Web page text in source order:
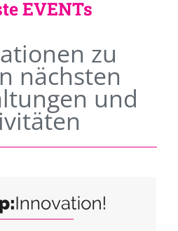
EVENTs
zu
nächsten
und